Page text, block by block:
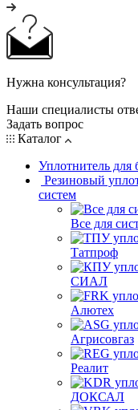
Нужна консультация?
Наши специалисты
Задать вопрос
Каталог
Уплотнитель для
Резиновый
систем
Все для
Татпроф
СИАЛ
Алютех
Агрисовгаз
Реалит
ДОКСАЛ